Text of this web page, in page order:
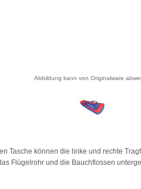
Abbildung kann von Originalware
Tasche können die linke und rechte
Flügelrohr und die Bauchflossen